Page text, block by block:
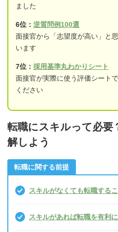
ました
6位： 逆質問例100選
面接官から「志望度が高い」と
います
7位： 採用基準丸わかりシート
面接官が実際に使う評価シート
ください
転職にスキルって必要
解しよう
転職に関する前提
スキルがなくても転職する
スキルがあれば転職を有利